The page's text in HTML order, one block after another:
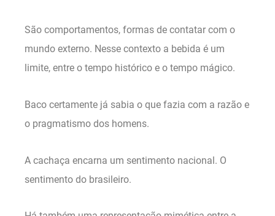
São comportamentos, formas de contatar com o
mundo externo. Nesse contexto a bebida é um
limite, entre o tempo histórico e o tempo mágico.
Baco certamente já sabia o que fazia com a razão e
o pragmatismo dos homens.
A cachaça encarna um sentimento nacional. O
sentimento do brasileiro.